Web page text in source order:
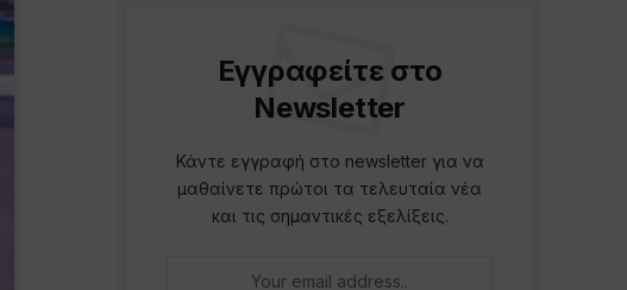
Εγγραφείτε στο
Newsletter
Κάντε εγγραφή στο newsletter για να
μαθαίνετε πρώτοι τα τελευταία νέα
και τις σημαντικές εξελίξεις.